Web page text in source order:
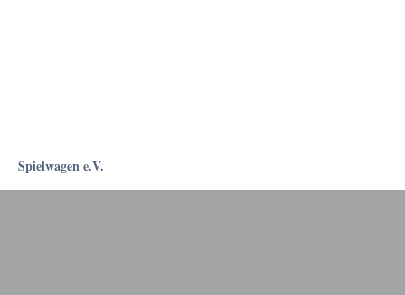
Spielwagen e.V.